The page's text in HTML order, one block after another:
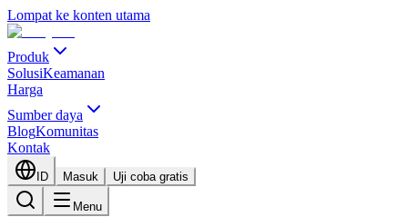
Lompat ke konten utama
Produk
SolusiKeamanan
Harga
Sumber daya
BlogKomunitas
Kontak
ID Masuk Uji coba gratis
Menu